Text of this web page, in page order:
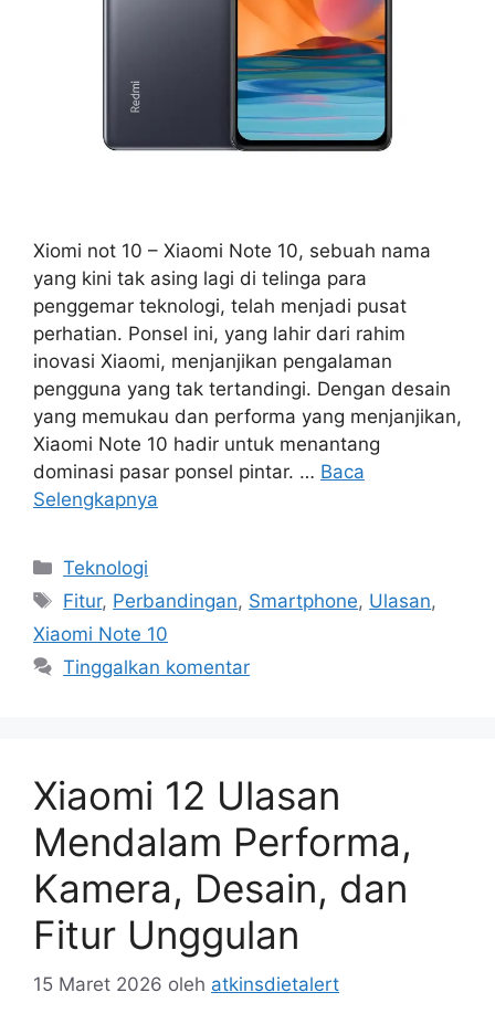
Xiomi not 10 – Xiaomi Note 10, sebuah nama
yang kini tak asing lagi di telinga para
penggemar teknologi, telah menjadi pusat
perhatian. Ponsel ini, yang lahir dari rahim
inovasi Xiaomi, menjanjikan pengalaman
pengguna yang tak tertandingi. Dengan desain
yang memukau dan performa yang menjanjikan,
Xiaomi Note 10 hadir untuk menantang
dominasi pasar ponsel pintar. … Baca
Selengkapnya
Kategori
Teknologi
Tag
Fitur, Perbandingan, Smartphone, Ulasan,
Xiaomi Note 10
Tinggalkan komentar
Xiaomi 12 Ulasan
Mendalam Performa,
Kamera, Desain, dan
Fitur Unggulan
15 Maret 2026 oleh atkinsdietalert